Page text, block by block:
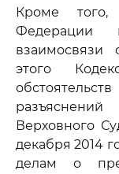
Кроме
Федерации
этого
Верховного
декабря 2014
делам о